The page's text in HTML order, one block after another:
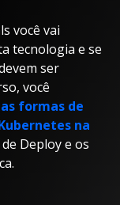
você vai
tecnologia e se
ser
você
formas de
na
Deploy e os